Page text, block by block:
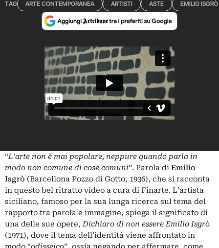
TAG ARTE CONTEMPORANEA ARTISTI ASTE EMILIO ISGRÒ
“L’arte non è mai popolare, neppure quando parla in
modo non comune di cose comuni”. Parola di Emilio
Isgrò (Barcellona Pozzo di Gotto, 1936), che si racconta
in questo bel ritratto video a cura di Finarte. L’artista
siciliano, famoso per la sua lunga ricerca sul tema del
rapporto tra parola e immagine, spiega il significato di
una delle sue opere,Dichiaro di non essere Emilio Isgrò
(1971), dove il tema dell’identità viene affrontato in